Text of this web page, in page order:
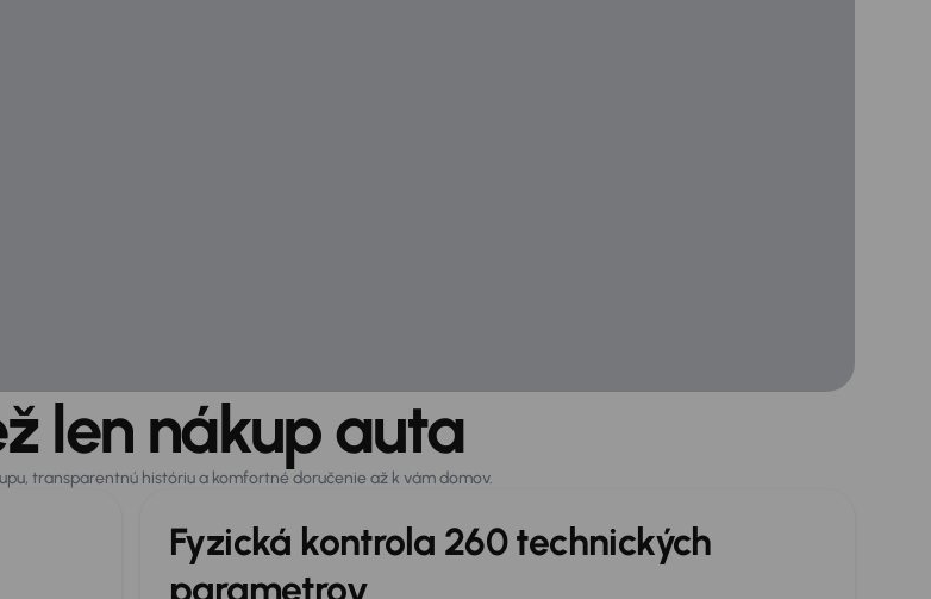
len nákup auta
transparentnú históriu a komfortné doručenie až k vám domov.
Fyzická kontrola 260 technických
parametrov